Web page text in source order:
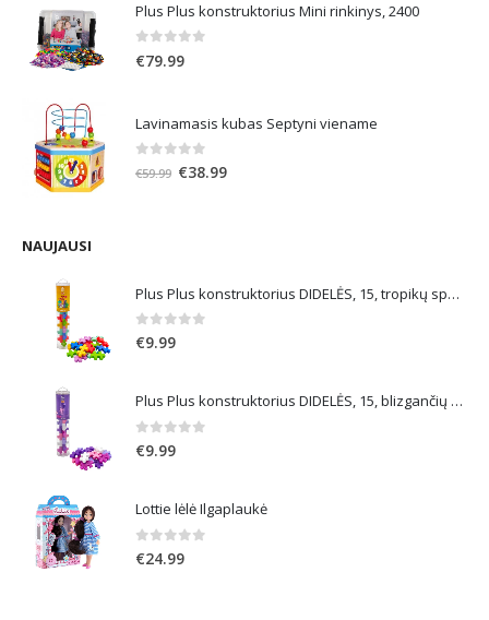
€21.99. €13.19.
Plus Plus konstruktorius Mini rinkinys, 2400
0out of 5
€79.99
Lavinamasis kubas Septyni viename
out of 5
€59.99 Original
€38.99Current
NAUJAUSI
Plus Plus konstruktorius DIDELĖS, 15, tropikų spalvos
0out of 5
€9.99
Plus Plus konstruktorius DIDELĖS, 15, blizgančių spalvų
0out of 5
€9.99
Lottie lėlė Ilgaplaukė
0 out of 5
€24.99